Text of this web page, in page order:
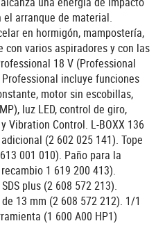
arranque de material.
en hormigón, mampostería,
con varios aspiradores y con las
18 V (Professional
Professional incluye funciones
motor sin escobillas,
luz LED, control de giro,
Vibration Control. L-BOXX 136
(2 602 025 141). Tope
001 010). Paño para la
1 619 200 413).
plus (2 608 572 213).
13 mm (2 608 572 212). 1/1
(1 600 A00 HP1)